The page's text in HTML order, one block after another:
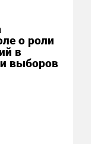
о роли
в
выборов